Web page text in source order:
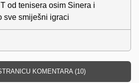
od tenisera osim Sinera i
sve smiješni igraci
KOMENTARA (10)